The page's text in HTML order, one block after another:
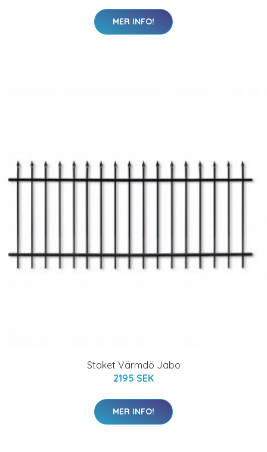
MER INFO!
Staket Värmdö Jabo
2195 SEK
MER INFO!